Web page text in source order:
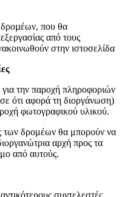
που θα
από τους
στην ιστοσελίδα
την παροχή πληροφοριών
ότι αφορά τη διοργάνωση)
φωτογραφικού υλικού.
των δρομέων θα μπορούν να
αρχή προς τα
από αυτούς.
συντελεστές